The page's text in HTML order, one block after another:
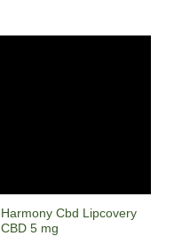
Harmony Cbd Lipcovery
CBD 5 mg